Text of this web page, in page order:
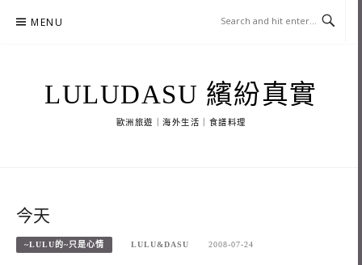
MENU
LULUDASU 繽紛真實
歐洲旅遊｜海外生活｜食譜料理
今天
~LULU的~只是心情 LULU&DASU 2008-07-24